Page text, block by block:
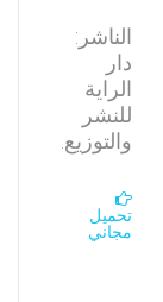
الناشر:
دار
الراية
للنشر
والتوزيع.
تحميل
مجاني